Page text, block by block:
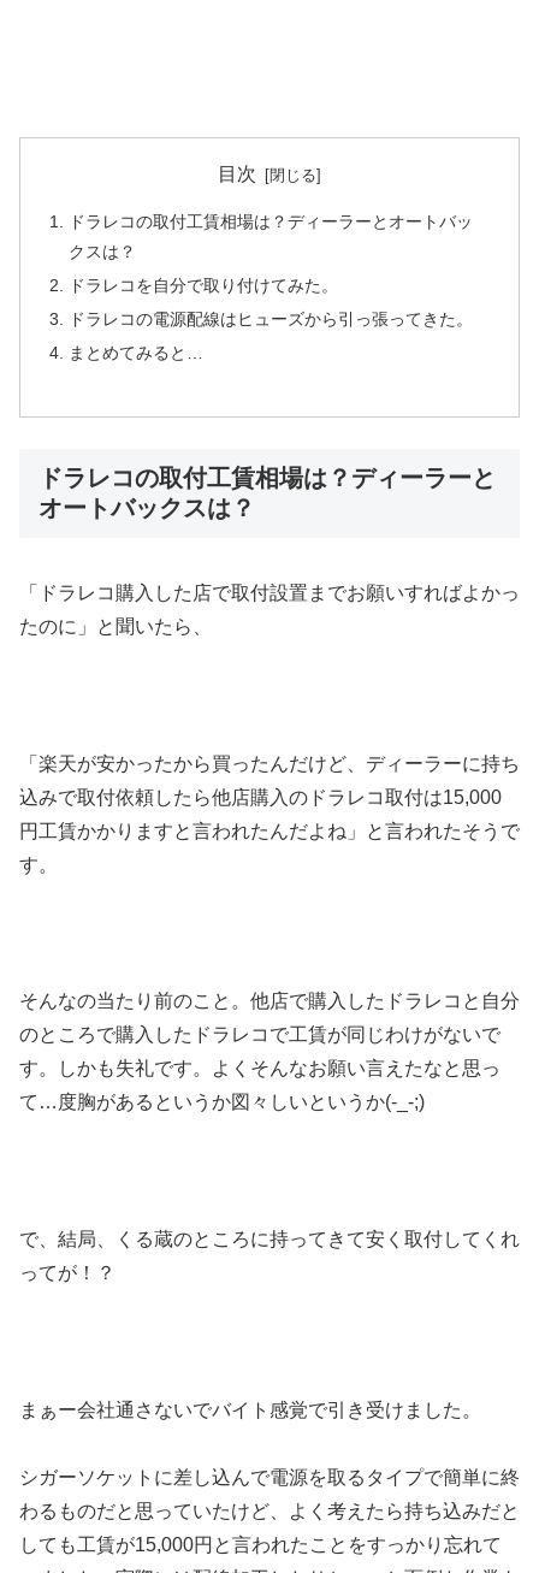
目次
ドラレコの取付工賃相場は？ディーラーとオートバッ
クスは？
ドラレコを自分で取り付けてみた。
ドラレコの電源配線はヒューズから引っ張ってきた。
まとめてみると…
ドラレコの取付工賃相場は？ディーラーと
オートバックスは？
「ドラレコ購入した店で取付設置までお願いすればよかっ
たのに」と聞いたら、
「楽天が安かったから買ったんだけど、ディーラーに持ち
込みで取付依頼したら他店購入のドラレコ取付は15,000
円工賃かかりますと言われたんだよね」と言われたそうで
す。
そんなの当たり前のこと。他店で購入したドラレコと自分
のところで購入したドラレコで工賃が同じわけがないで
す。しかも失礼です。よくそんなお願い言えたなと思っ
て…度胸があるというか図々しいというか(-_-;)
で、結局、くる蔵のところに持ってきて安く取付してくれ
ってが！？
まぁー会社通さないでバイト感覚で引き受けました。
シガーソケットに差し込んで電源を取るタイプで簡単に終
わるものだと思っていたけど、よく考えたら持ち込みだと
しても工賃が15,000円と言われたことをすっかり忘れて